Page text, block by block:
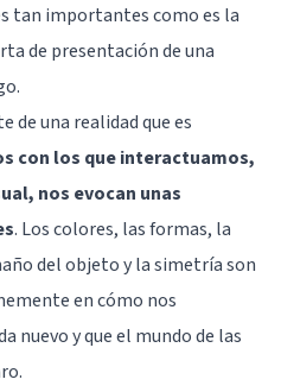
tan importantes como es la
de presentación de una
de una realidad que es
con los que interactuamos,
nos evocan unas
. Los colores, las formas, la
del objeto y la simetría son
en cómo nos
nuevo y que el mundo de las